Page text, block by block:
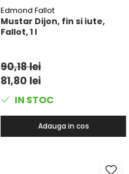
Edmond Fallot
Mustar Dijon, fin si iute,
Fallot, 1 l
90,18 lei
81,80 lei
IN STOC
Adauga in cos